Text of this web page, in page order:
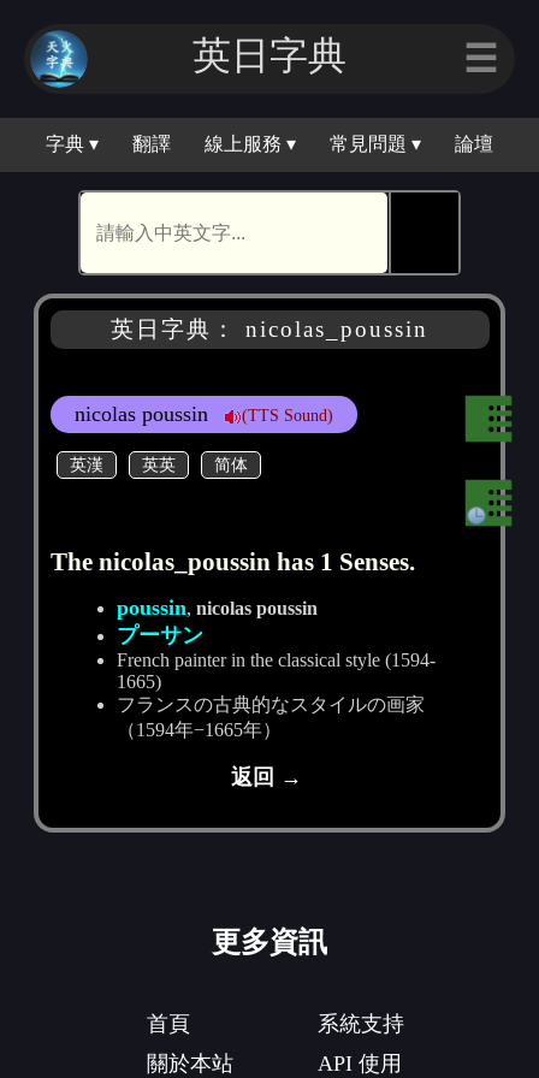
英日字典 ☰
字典 ▾ 翻譯 線上服務 ▾ 常見問題 ▾ 論壇
英日字典： nicolas_poussin
nicolas poussin (TTS Sound)
英漢 英英 简体
The nicolas_poussin has 1 Senses.
poussin,nicolas poussin
プーサン
French painter in the classical style (1594-
1665)
フランスの古典的なスタイルの画家
（1594年−1665年）
返回 →
更多資訊
首頁
關於本站
系統支持
API 使用